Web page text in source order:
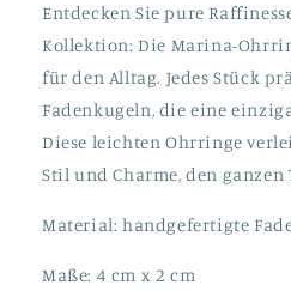
Entdecken Sie pure
Kollektion: Die Marina-
für den Alltag. Jedes Stück
Fadenkugeln, die eine
Diese leichten Ohrringe
Stil und Charme, den ganzen
Material: handgefertigte
Maße: 4 cm x 2 cm